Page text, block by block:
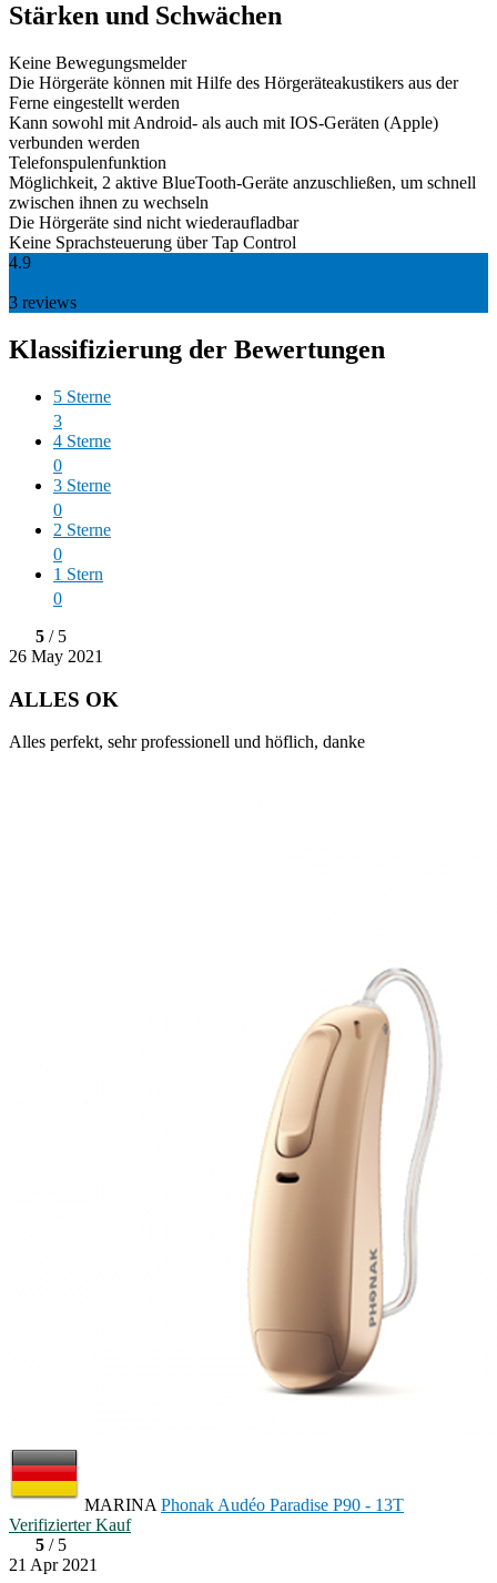
Stärken und Schwächen
Keine Bewegungsmelder
Die Hörgeräte können mit Hilfe des Hörgeräteakustikers aus der
Ferne eingestellt werden
Kann sowohl mit Android- als auch mit IOS-Geräten (Apple)
verbunden werden
Telefonspulenfunktion
Möglichkeit, 2 aktive BlueTooth-Geräte anzuschließen, um schnell
zwischen ihnen zu wechseln
Die Hörgeräte sind nicht wiederaufladbar
Keine Sprachsteuerung über Tap Control
4.9
3 reviews
Klassifizierung der Bewertungen
5 Sterne
3
4 Sterne
0
3 Sterne
0
2 Sterne
0
1 Stern
0
5 / 5
26 May 2021
ALLES OK
Alles perfekt, sehr professionell und höflich, danke
MARINA Phonak Audéo Paradise P90 - 13T
Verifizierter Kauf
5 / 5
21 Apr 2021